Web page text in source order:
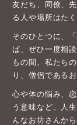
友だち、同僚、
る人や場所はた
そのひとつに、
ば、ぜひ一度相
もの間、私たち
り、僧侶である
心や体の悩み、
う意味など、人
んなお坊さんか